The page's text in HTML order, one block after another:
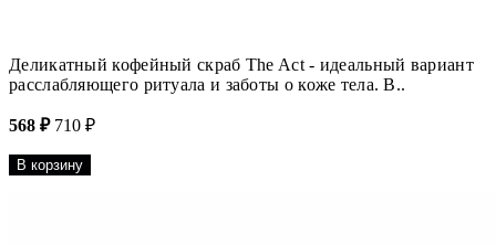
Деликатный кофейный скраб The Act - идеальный вариант
расслабляющего ритуала и заботы о коже тела. В..
568 ₽ 710 ₽
В корзину